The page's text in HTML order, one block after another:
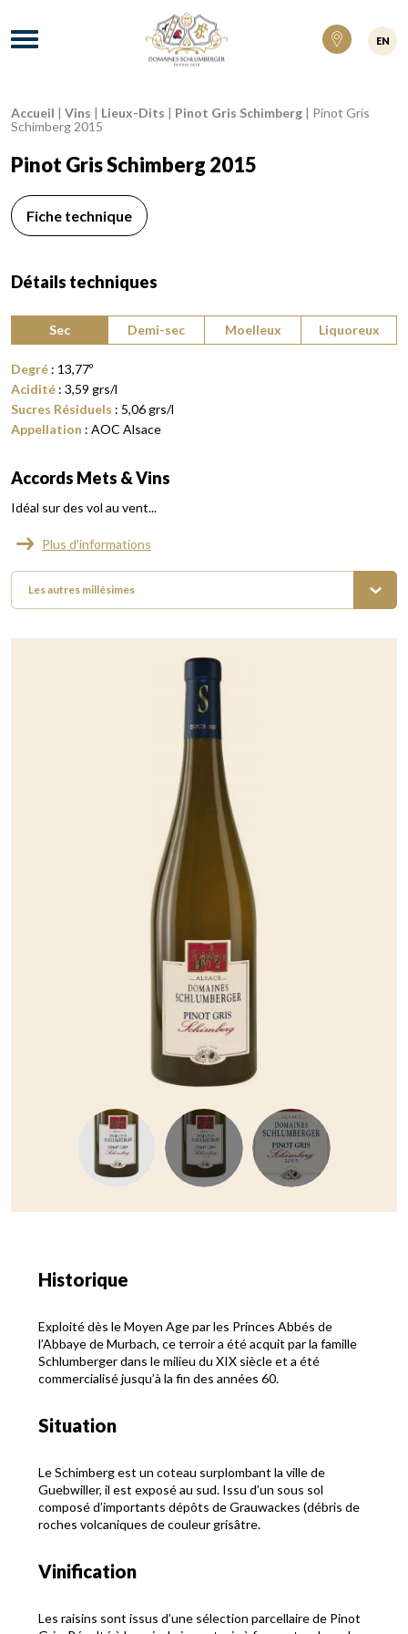
Domaines Schlumberger Vignerons 100%
Menu
EN
Fil d'Ariane :
Accueil | Vins | Lieux-Dits | Pinot Gris Schimberg | Pinot Gris
Schimberg 2015
Pinot Gris Schimberg 2015
Fiche technique
Détails techniques
Sec
Demi-sec Moelleux Liquoreux
Degré : 13,77º
Acidité : 3,59 grs/l
Sucres Résiduels : 5,06grs/l
Appellation : AOC Alsace
Accords Mets & Vins
Idéal sur des vol au vent...
Plus d'informations
Les autres millésimes
Historique
Exploité dès le Moyen Age par les Princes Abbés de
l’Abbaye de Murbach, ce terroir a été acquit par la famille
Schlumberger dans le milieu du XIX siècle et a été
commercialisé jusqu’à la fin des années 60.
Situation
Le Schimberg est un coteau surplombant la ville de
Guebwiller, il est exposé au sud. Issu d’un sous sol
composé d’importants dépôts de Grauwackes (débris de
roches volcaniques de couleur grisâtre.
Vinification
Les raisins sont issus d’une sélection parcellaire de Pinot